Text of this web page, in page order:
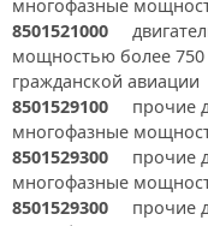
многофазные
8501521000
мощностью более 750
гражданской авиации
8501529100 прочие
многофазные
8501529300 прочие
многофазные
8501529300 прочие